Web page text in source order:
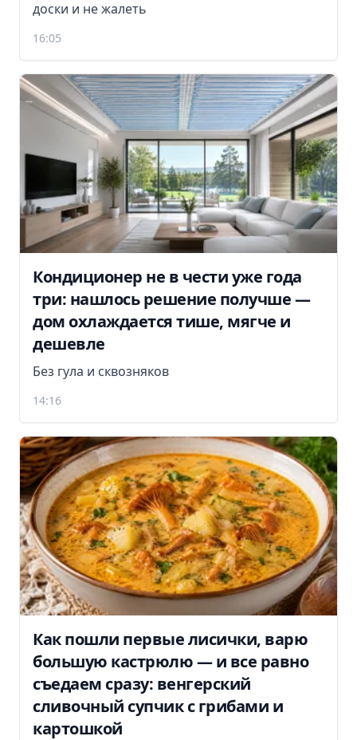
доски и не жалеть
16:05
Кондиционер не в чести уже года
три: нашлось решение получше —
дом охлаждается тише, мягче и
дешевле
Без гула и сквозняков
14:16
Как пошли первые лисички, варю
большую кастрюлю — и все равно
съедаем сразу: венгерский
сливочный супчик с грибами и
картошкой